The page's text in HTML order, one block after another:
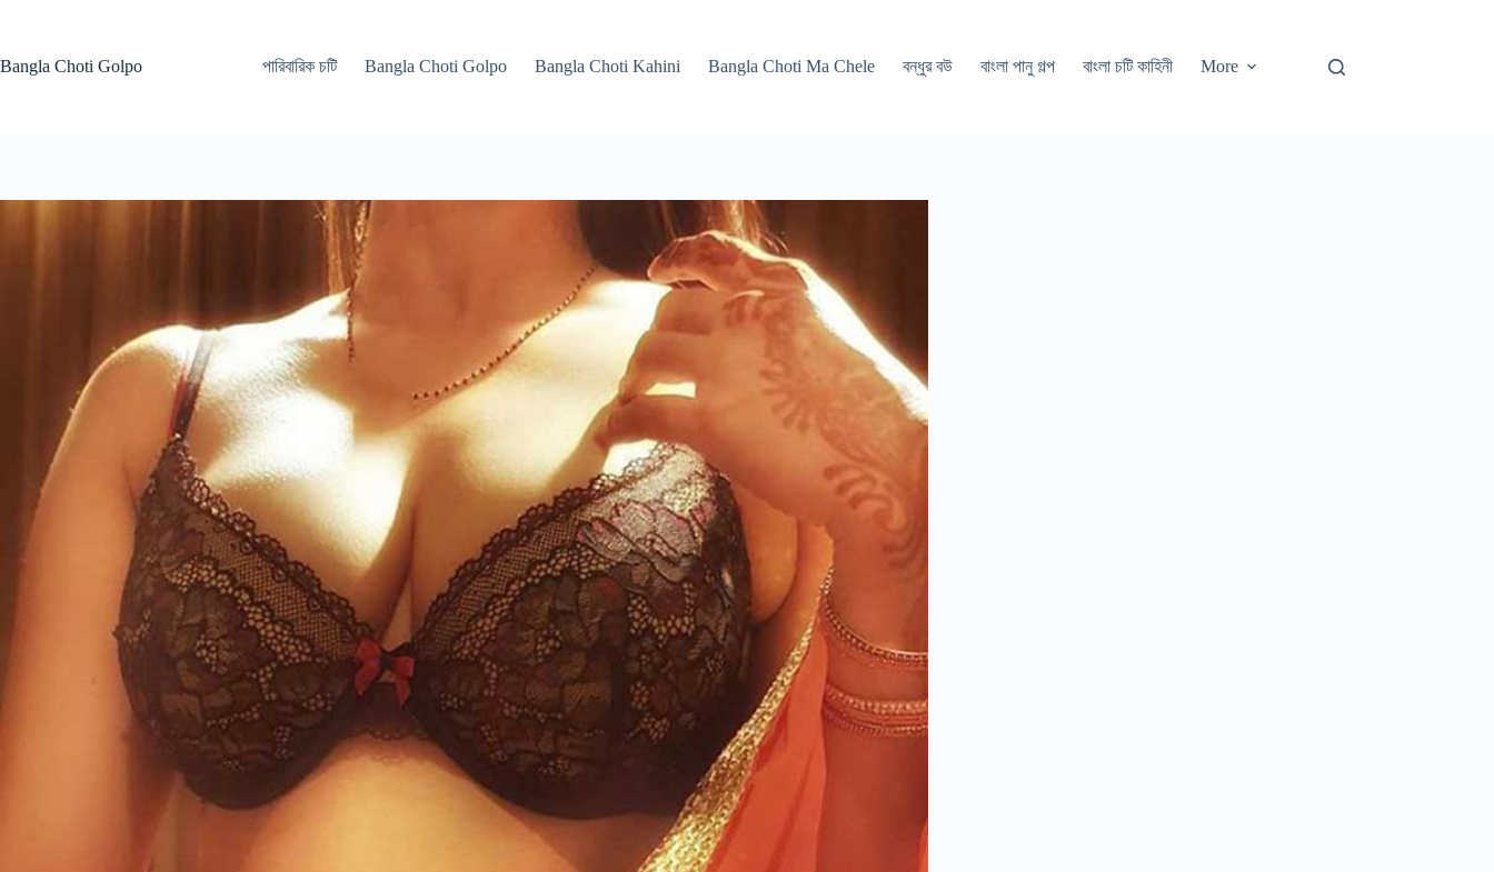
Bangla Choti Golpo
পারিবারিক চটি Bangla Choti Golpo Bangla Choti Kahini Bangla Choti Ma Chele বন্ধুর বউ বাংলা পানু গল্প বাংলা চটি কাহিনী More